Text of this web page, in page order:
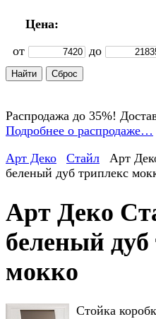
Цена:
от
до
Распродажа до 35%!
Подробнее о распродаже…
Арт Деко
Стайл
Арт
беленый дуб триплекс
Арт Деко
беленый дуб
мокко
Стойка